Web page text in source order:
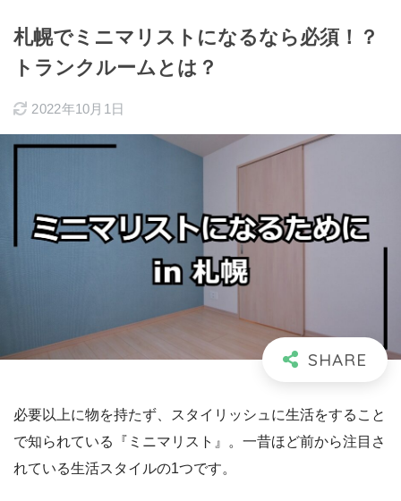
札幌でミニマリストになるなら必須！？
トランクルームとは？
2022年10月1日
必要以上に物を持たず、スタイリッシュに生活をすること
で知られている『ミニマリスト』。一昔ほど前から注目さ
れている生活スタイルの1つです。